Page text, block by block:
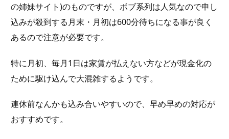
の姉妹サイト)のものですが、ボブ系列は人気なので申し
込みが殺到する月末・月初は600分待ちになる事が良く
あるので注意が必要です。
特に月初、毎月1日は家賃が払えない方などが現金化の
ために駆け込んで大混雑するようです。
連休前なんかも込み合いやすいので、早め早めの対応が
おすすめです。